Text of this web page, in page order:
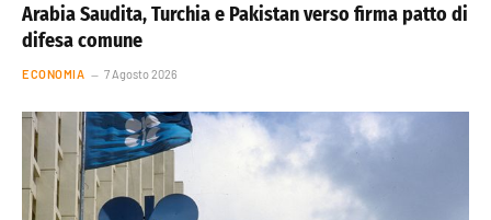
Arabia Saudita, Turchia e Pakistan verso firma patto di
difesa comune
ECONOMIA 7 Agosto 2026